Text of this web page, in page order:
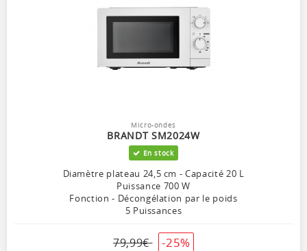
Micro-ondes
BRANDT SM2024W
En stock
Diamètre plateau 24,5 cm - Capacité 20 L
Puissance 700 W
Fonction - Décongélation par le poids
5 Puissances
79,99€ -25%